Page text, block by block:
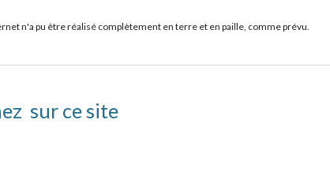
n'a pu être réalisé complètement en terre et en paille, comme prévu.
sur ce site